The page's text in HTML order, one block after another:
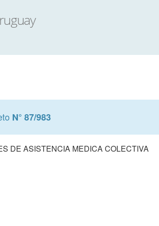
N° 87/983
DE ASISTENCIA MEDICA COLECTIVA